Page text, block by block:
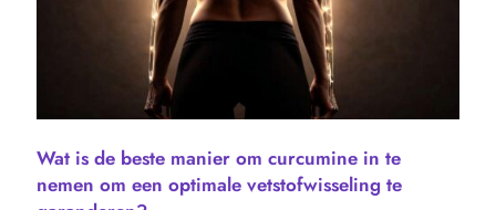
Wat is de beste manier om curcumine in te
nemen om een ​​optimale vetstofwisseling te